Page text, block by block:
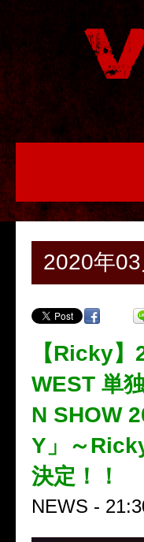
2020年
【Ricky
WEST 単
N SHOW
Y」～
決定！！
NEWS -